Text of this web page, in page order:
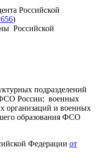
Российской
)
Российской
подразделений
России; военных
организаций и военных
образования ФСО
Федерации от